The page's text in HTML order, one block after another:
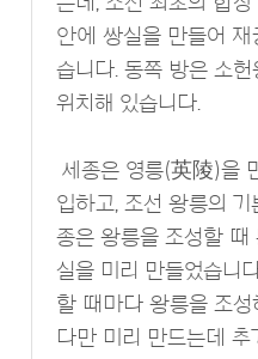
안에 쌍실을 만들어
습니다. 동쪽 방은 소헌
위치해 있습니다.
세종은 영릉(英陵)을
입하고, 조선 왕릉의 기
종은 왕릉을 조성할 때
실을 미리 만들었습니
할 때마다 왕릉을 조성
다만 미리 만드는데 추